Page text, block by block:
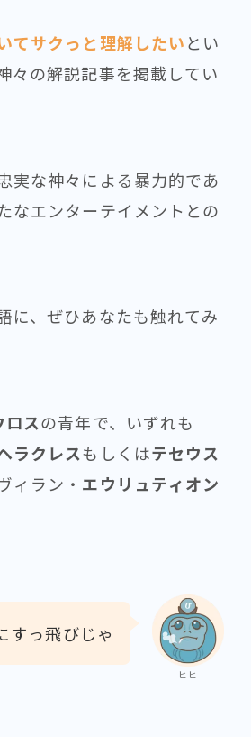
てサクっと理解したいとい
々の解説記事を掲載してい
実な神々による暴力的であ
なエンターテイメントとの
に、ぜひあなたも触れてみ
ロスの青年で、いずれも
ラクレスもしくはテセウス
ィラン・ エウリュティオン
ヒヒ
すっ飛びじゃ